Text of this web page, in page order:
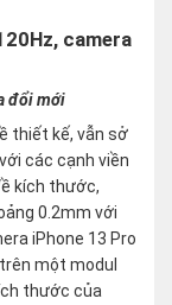
camera
đổi mới
thiết kế, vẫn sở
các cạnh viền
kích thước,
0.2mm với
iPhone 13 Pro
một modul
thước của